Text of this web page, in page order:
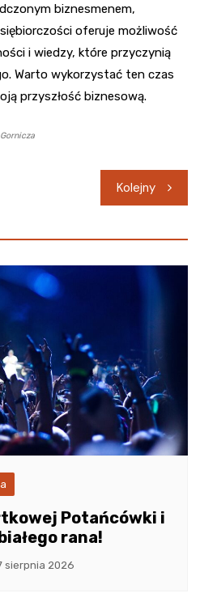
biznesmenem,
oferuje możliwość
i wiedzy, które przyczynią
Warto wykorzystać ten czas
przyszłość biznesową.
Kolejny
Potańcówki i
rana!
sierpnia 2026